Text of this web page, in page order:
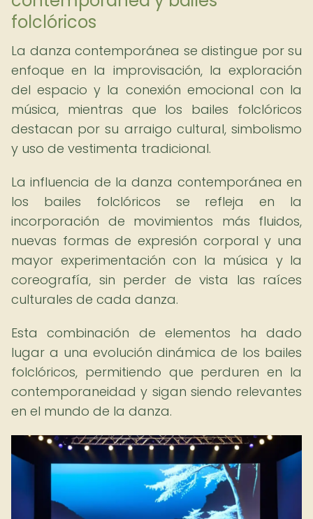
folclóricos
La danza contemporánea se distingue por su
enfoque en la improvisación, la exploración
del espacio y la conexión emocional con la
música, mientras que los bailes folclóricos
destacan por su arraigo cultural, simbolismo
y uso de vestimenta tradicional.
La influencia de la danza contemporánea en
los bailes folclóricos se refleja en la
incorporación de movimientos más fluidos,
nuevas formas de expresión corporal y una
mayor experimentación con la música y la
coreografía, sin perder de vista las raíces
culturales de cada danza.
Esta combinación de elementos ha dado
lugar a una evolución dinámica de los bailes
folclóricos, permitiendo que perduren en la
contemporaneidad y sigan siendo relevantes
en el mundo de la danza.